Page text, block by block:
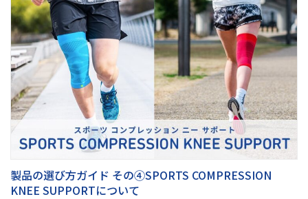
製品の選び方ガイド その④SPORTS COMPRESSION
KNEE SUPPORTについて